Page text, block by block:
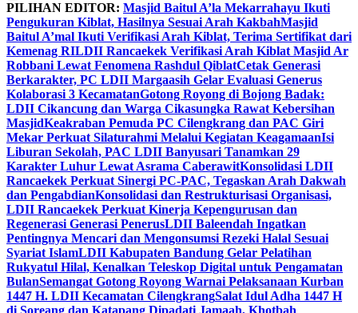
PILIHAN EDITOR: Masjid Baitul A’la Mekarrahayu Ikuti
Pengukuran Kiblat, Hasilnya Sesuai Arah KakbahMasjid
Baitul A’mal Ikuti Verifikasi Arah Kiblat, Terima Sertifikat dari
Kemenag RILDII Rancaekek Verifikasi Arah Kiblat Masjid Ar
Robbani Lewat Fenomena Rashdul QiblatCetak Generasi
Berkarakter, PC LDII Margaasih Gelar Evaluasi Generus
Kolaborasi 3 KecamatanGotong Royong di Bojong Badak:
LDII Cikancung dan Warga Cikasungka Rawat Kebersihan
MasjidKeakraban Pemuda PC Cilengkrang dan PAC Giri
Mekar Perkuat Silaturahmi Melalui Kegiatan KeagamaanIsi
Liburan Sekolah, PAC LDII Banyusari Tanamkan 29
Karakter Luhur Lewat Asrama CaberawitKonsolidasi LDII
Rancaekek Perkuat Sinergi PC-PAC, Tegaskan Arah Dakwah
dan PengabdianKonsolidasi dan Restrukturisasi Organisasi,
LDII Rancaekek Perkuat Kinerja Kepengurusan dan
Regenerasi Generasi PenerusLDII Baleendah Ingatkan
Pentingnya Mencari dan Mengonsumsi Rezeki Halal Sesuai
Syariat IslamLDII Kabupaten Bandung Gelar Pelatihan
Rukyatul Hilal, Kenalkan Teleskop Digital untuk Pengamatan
BulanSemangat Gotong Royong Warnai Pelaksanaan Kurban
1447 H. LDII Kecamatan CilengkrangSalat Idul Adha 1447 H